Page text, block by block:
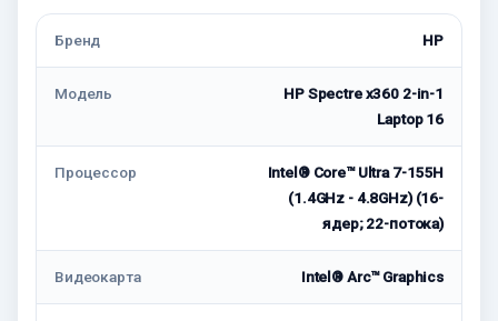
Бренд HP
Модель
HP Spectre x360 2-in-1
Laptop 16
Процессор
Intel® Core™ Ultra 7-155H
(1.4GHz - 4.8GHz) (16-
ядер; 22-потока)
Видеокарта Intel® Arc™ Graphics